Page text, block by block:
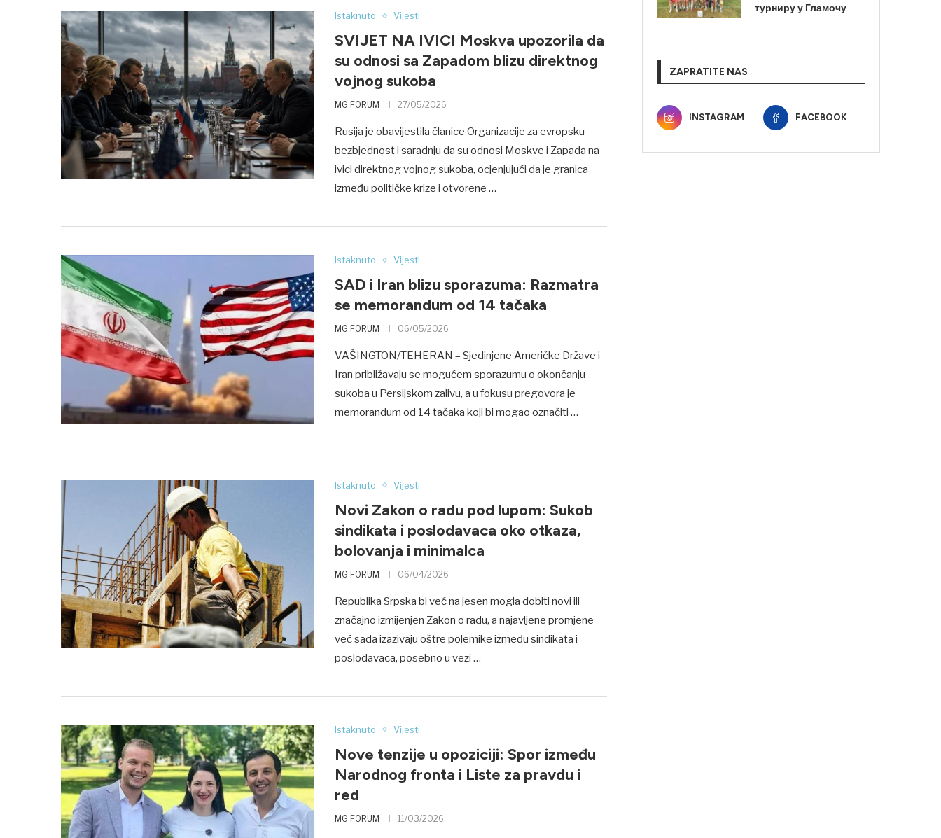
Istaknuto Vijesti
SVIJET NA IVICI Moskva upozorila da
su odnosi sa Zapadom blizu direktnog
vojnog sukoba
MG FORUM 27/05/2026
Rusija je obavijestila članice Organizacije za evropsku
bezbjednost i saradnju da su odnosi Moskve i Zapada na
ivici direktnog vojnog sukoba, ocjenjujući da je granica
između političke krize i otvorene …
Istaknuto Vijesti
SAD i Iran blizu sporazuma: Razmatra
se memorandum od 14 tačaka
MG FORUM 06/05/2026
VAŠINGTON/TEHERAN – Sjedinjene Američke Države i
Iran približavaju se mogućem sporazumu o okončanju
sukoba u Persijskom zalivu, a u fokusu pregovora je
memorandum od 14 tačaka koji bi mogao označiti …
Istaknuto Vijesti
Novi Zakon o radu pod lupom: Sukob
sindikata i poslodavaca oko otkaza,
bolovanja i minimalca
MG FORUM 06/04/2026
Republika Srpska bi već na jesen mogla dobiti novi ili
značajno izmijenjen Zakon o radu, a najavljene promjene
već sada izazivaju oštre polemike između sindikata i
poslodavaca, posebno u vezi …
Istaknuto Vijesti
Nove tenzije u opoziciji: Spor između
Narodnog fronta i Liste za pravdu i
red
MG FORUM 11/03/2026
турниру у Гламочу
ZAPRATITE NAS
INSTAGRAM FACEBOOK